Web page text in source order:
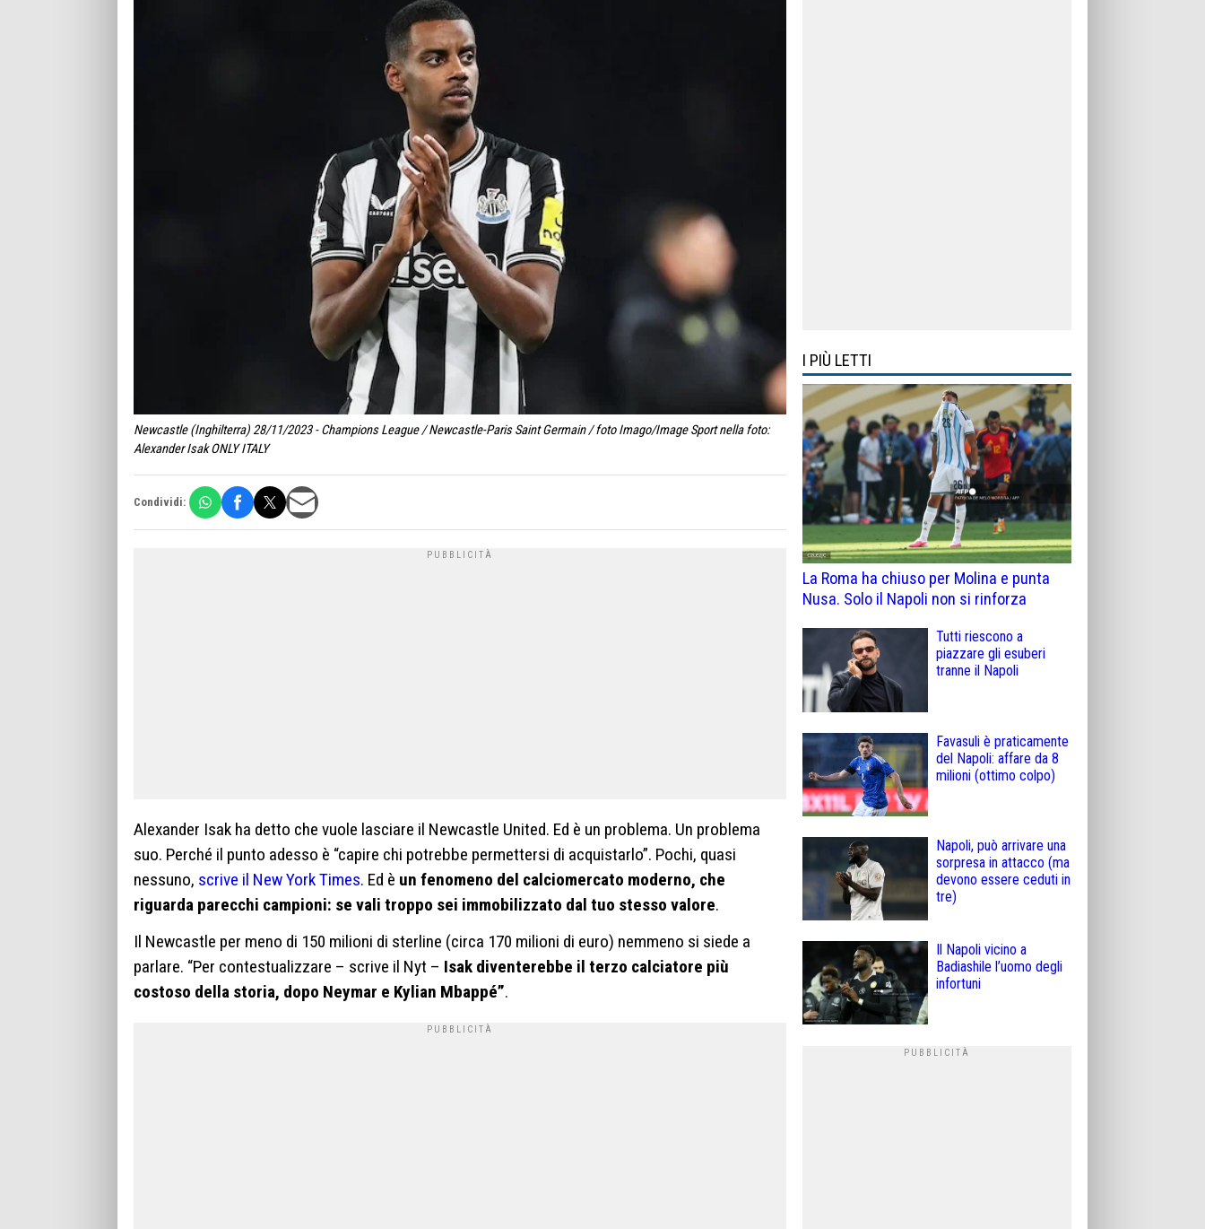
Newcastle (Inghilterra) 28/11/2023 - Champions League / Newcastle-Paris Saint Germain / foto Imago/Image Sport nella foto:
Alexander Isak ONLY ITALY
Condividi:
Alexander Isak ha detto che vuole lasciare il Newcastle United. Ed è un problema. Un problema
suo. Perché il punto adesso è “capire chi potrebbe permettersi di acquistarlo”. Pochi, quasi
nessuno, scrive il New York Times. Ed è un fenomeno del calciomercato moderno, che
riguarda parecchi campioni: se vali troppo sei immobilizzato dal tuo stesso valore.
Il Newcastle per meno di 150 milioni di sterline (circa 170 milioni di euro) nemmeno si siede a
parlare. “Per contestualizzare – scrive il Nyt – Isak diventerebbe il terzo calciatore più
costoso della storia, dopo Neymar e Kylian Mbappé”.
I PIÙ LETTI
La Roma ha chiuso per Molina e punta
Nusa. Solo il Napoli non si rinforza
Tutti riescono a
piazzare gli esuberi
tranne il Napoli
Favasuli è praticamente
del Napoli: affare da 8
milioni (ottimo colpo)
Napoli, può arrivare una
sorpresa in attacco (ma
devono essere ceduti in
tre)
Il Napoli vicino a
Badiashile l’uomo degli
infortuni